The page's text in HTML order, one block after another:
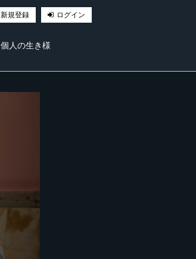
新規登録 ログイン
個人の生き様